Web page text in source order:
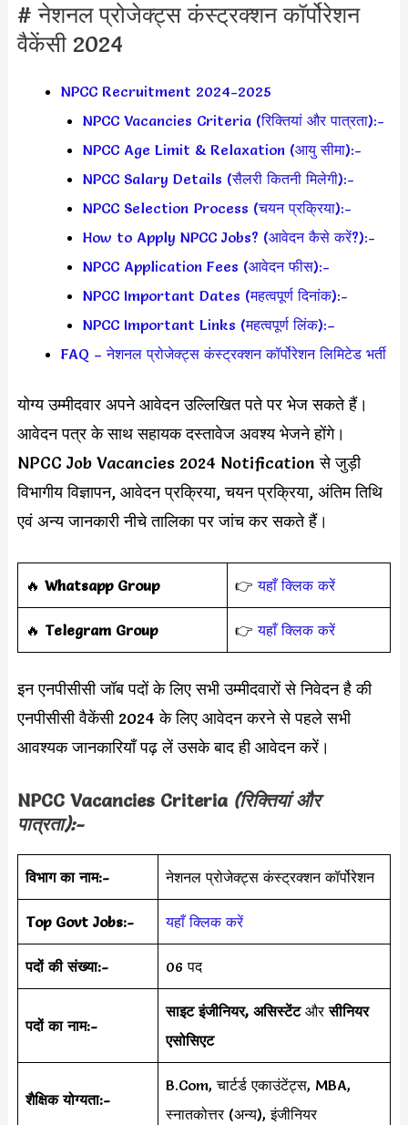
# नेशनल प्रोजेक्ट्स कंस्ट्रक्शन कॉर्पोरेशन
वैकेंसी 2024
NPCC Recruitment 2024-2025
NPCC Vacancies Criteria (रिक्तियां और पात्रता):-
NPCC Age Limit & Relaxation (आयु सीमा):-
NPCC Salary Details (सैलरी कितनी मिलेगी):-
NPCC Selection Process (चयन प्रक्रिया):-
How to Apply NPCC Jobs? (आवेदन कैसे करें?):-
NPCC Application Fees (आवेदन फीस):-
NPCC Important Dates (महत्वपूर्ण दिनांक):-
NPCC Important Links (महत्वपूर्ण लिंक):–
FAQ – नेशनल प्रोजेक्ट्स कंस्ट्रक्शन कॉर्पोरेशन लिमिटेड भर्ती
योग्य उम्मीदवार अपने आवेदन उल्लिखित पते पर भेज सकते हैं।
आवेदन पत्र के साथ सहायक दस्तावेज अवश्य भेजने होंगे।
NPCC Job Vacancies 2024 Notification से जुड़ी
विभागीय विज्ञापन, आवेदन प्रक्रिया, चयन प्रक्रिया, अंतिम तिथि
एवं अन्य जानकारी नीचे तालिका पर जांच कर सकते हैं।
‎️‍🔥 Whatsapp Group 👉यहाँ क्लिक करें
‎️‍🔥 Telegram Group 👉यहाँ क्लिक करें
इन एनपीसीसी जॉब पदों के लिए सभी उम्मीदवारों से निवेदन है की
एनपीसीसी वैकेंसी 2024 के लिए आवेदन करने से पहले सभी
आवश्यक जानकारियाँ पढ़ लें उसके बाद ही आवेदन करें।
NPCC Vacancies Criteria (रिक्तियां और
पात्रता):-
विभाग का नाम:- नेशनल प्रोजेक्ट्स कंस्ट्रक्शन कॉर्पोरेशन
Top Govt Jobs:- यहाँ क्लिक करें
पदों की संख्या:- 06 पद
पदों का नाम:-
साइट इंजीनियर, असिस्टेंटऔरसीनियर
एसोसिएट
शैक्षिक योग्यता:-
B.Com, चार्टर्ड एकाउंटेंट्स, MBA,
स्नातकोत्तर (अन्य), इंजीनियर